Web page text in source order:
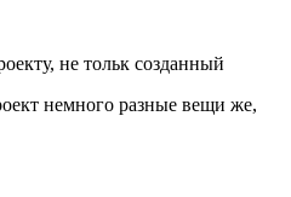
не тольк созданный
немного разные вещи же,